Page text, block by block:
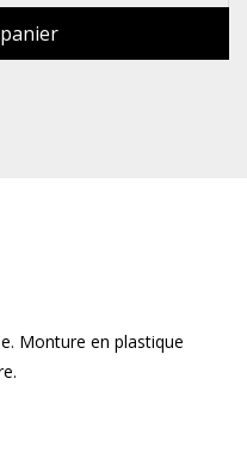
Monture en plastique